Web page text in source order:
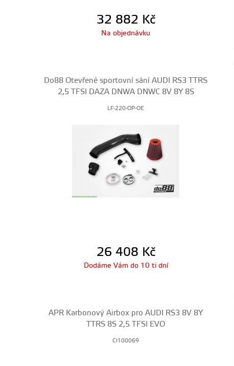
32 882 Kč
Na objednávku
Do88 Otevřené sportovní sání AUDI RS3 TTRS
2,5 TFSI DAZA DNWA DNWC 8V 8Y 8S
LF-220-OP-OE
26 408 Kč
Dodáme Vám do 10 ti dní
APR Karbonový Airbox pro AUDI RS3 8V 8Y
TTRS 8S 2,5 TFSI EVO
CI100069